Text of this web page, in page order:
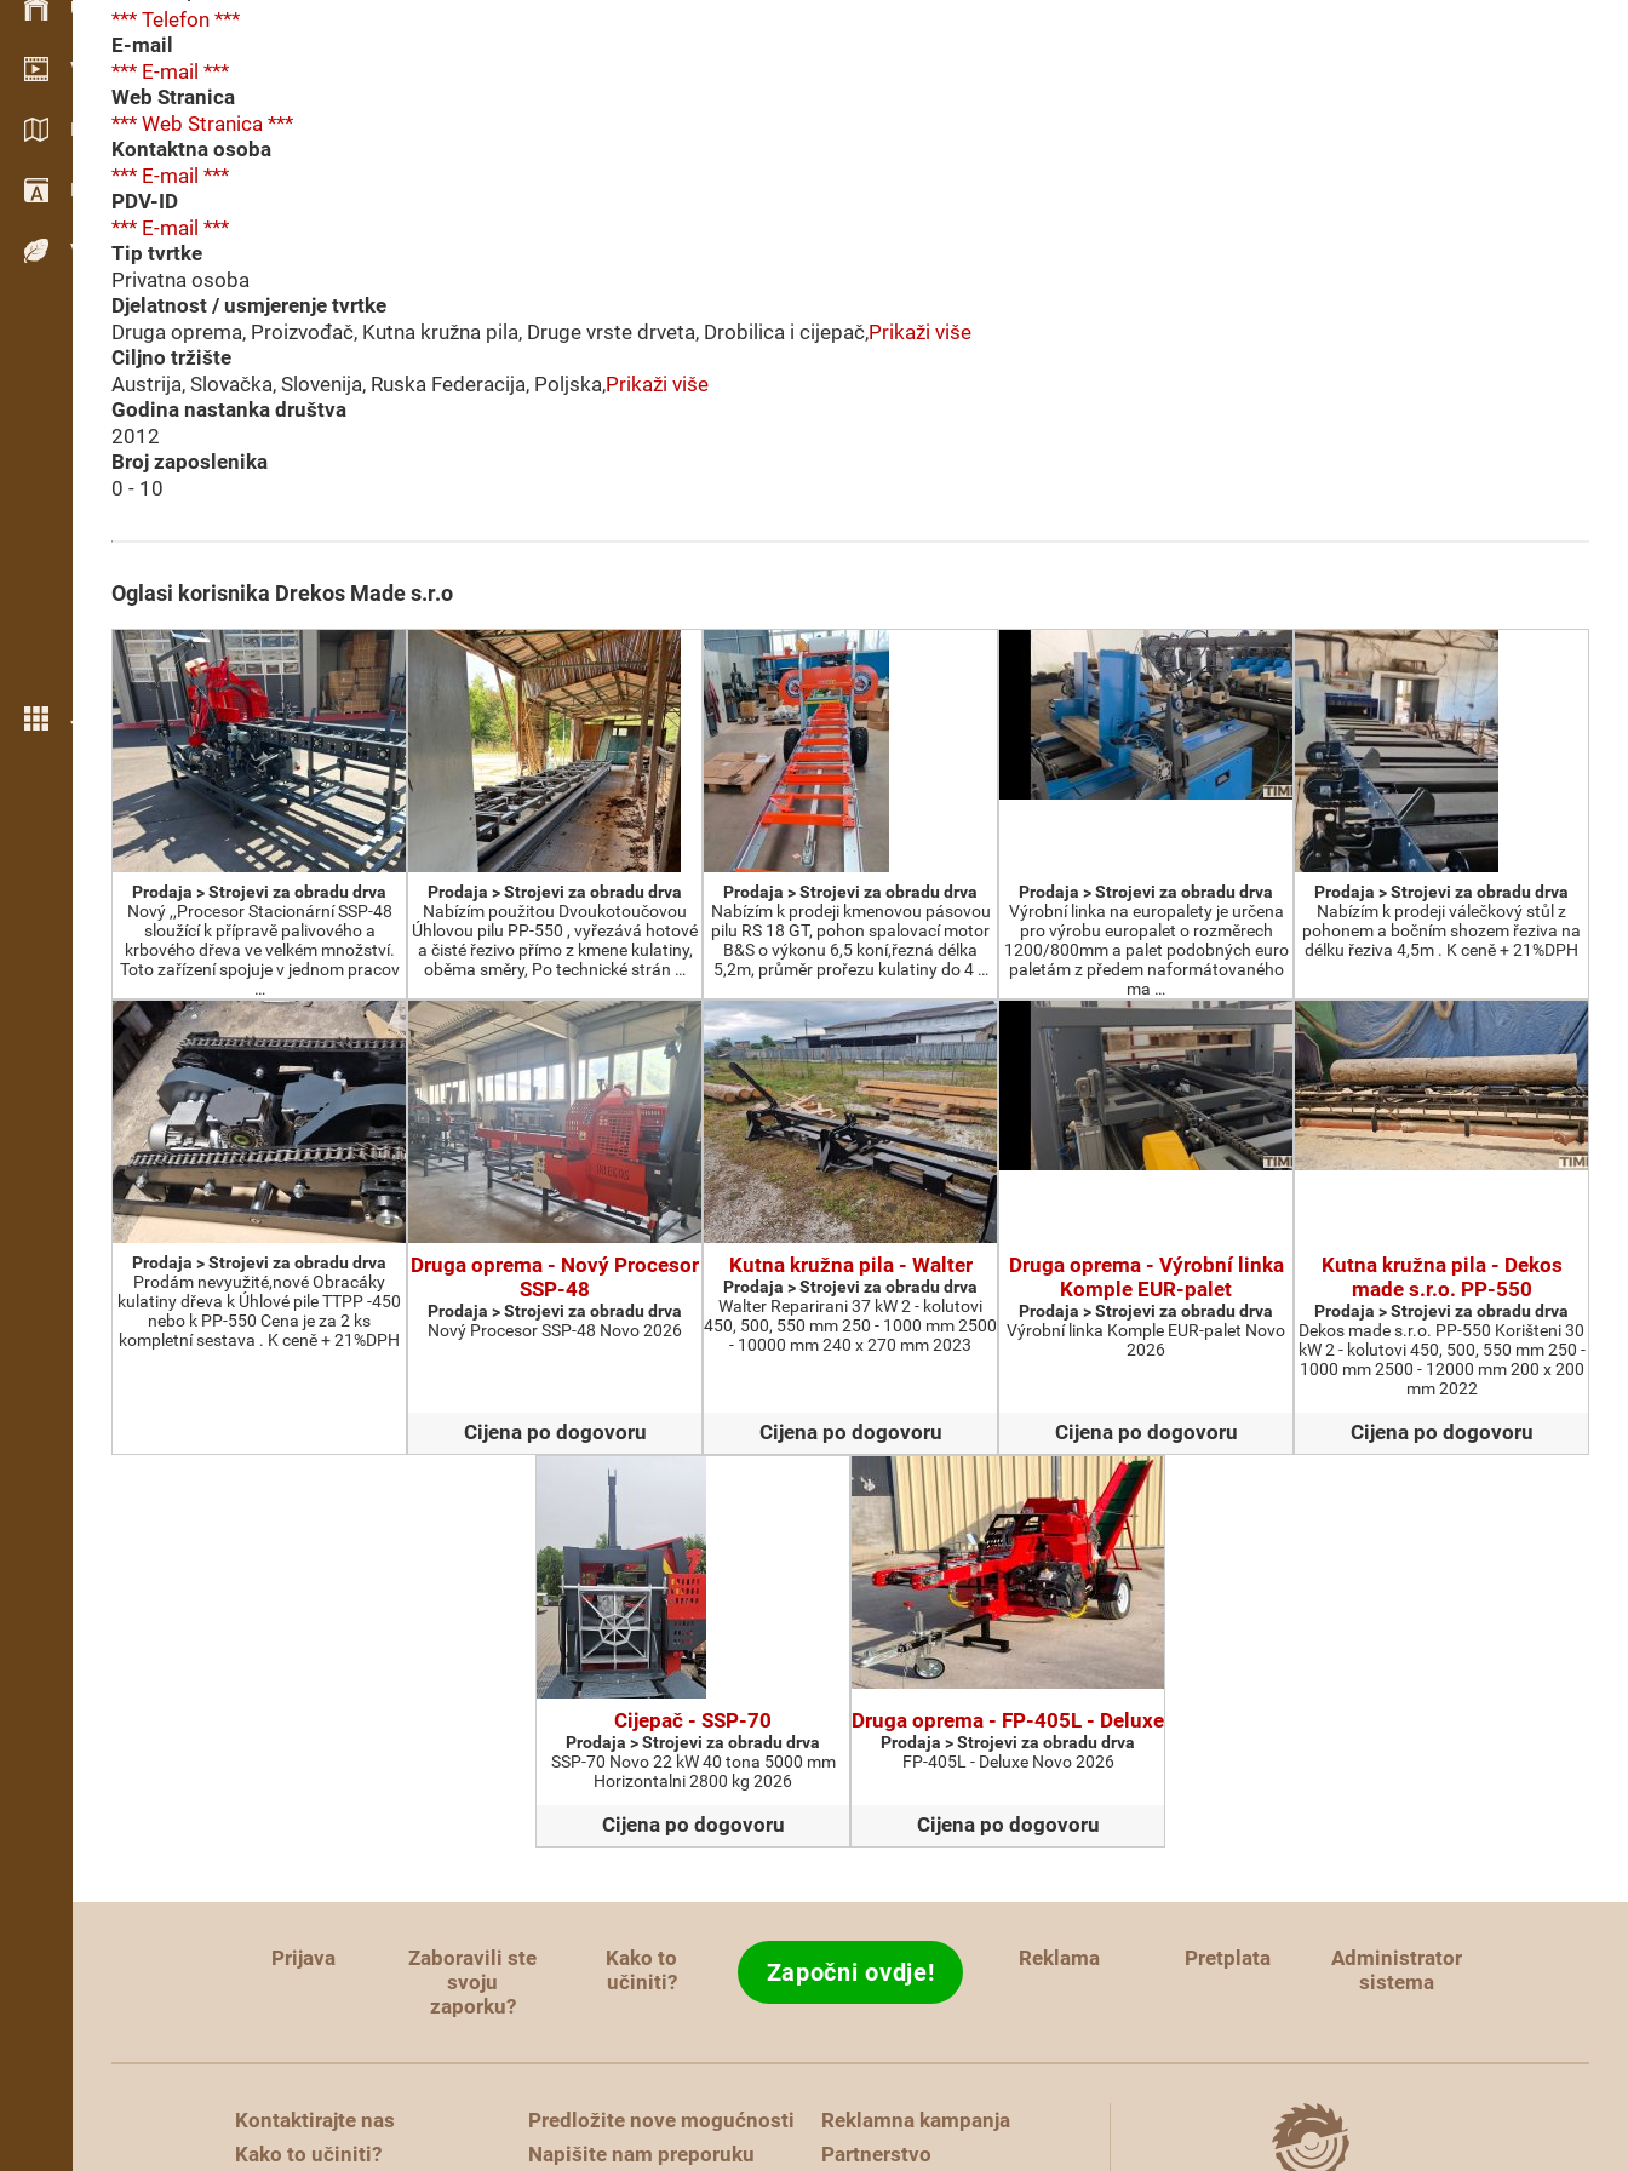
Upravljanje zalihama
Video showroom
Katalozi / Brošure
Rječnik
Vrste drva
Još opcija
*** Telefon ***
E-mail
*** E-mail ***
Web Stranica
*** Web Stranica ***
Kontaktna osoba
*** E-mail ***
PDV-ID
*** E-mail ***
Tip tvrtke
Privatna osoba
Djelatnost / usmjerenje tvrtke
Druga oprema, Proizvođač, Kutna kružna pila, Druge vrste drveta, Drobilica i cijepač,Prikaži više
Ciljno tržište
Austrija, Slovačka, Slovenija, Ruska Federacija, Poljska,Prikaži više
Godina nastanka društva
2012
Broj zaposlenika
0 - 10
Oglasi korisnika Drekos Made s.r.o
Prodaja > Strojevi za obradu drva
Nový ,,Procesor Stacionární SSP-48
sloužící k přípravě palivového a
krbového dřeva ve velkém množství.
Toto zařízení spojuje v jednom pracov
…
Prodaja > Strojevi za obradu drva
Nabízím použitou Dvoukotoučovou
Úhlovou pilu PP-550 , vyřezává hotové
a čisté řezivo přímo z kmene kulatiny,
oběma směry, Po technické strán …
Prodaja > Strojevi za obradu drva
Nabízím k prodeji kmenovou pásovou
pilu RS 18 GT, pohon spalovací motor
B&S o výkonu 6,5 koní,řezná délka
5,2m, průměr prořezu kulatiny do 4 …
Prodaja > Strojevi za obradu drva
Výrobní linka na europalety je určena
pro výrobu europalet o rozměrech
1200/800mm a palet podobných euro
paletám z předem naformátovaného
ma …
Prodaja > Strojevi za obradu drva
Nabízím k prodeji válečkový stůl z
pohonem a bočním shozem řeziva na
délku řeziva 4,5m . K ceně + 21%DPH
Prodaja > Strojevi za obradu drva
Prodám nevyužité,nové Obracáky
kulatiny dřeva k Úhlové pile TTPP -450
nebo k PP-550 Cena je za 2 ks
kompletní sestava . K ceně + 21%DPH
Druga oprema - Nový Procesor
SSP-48
Prodaja > Strojevi za obradu drva
Nový Procesor SSP-48 Novo 2026
Cijena po dogovoru
Kutna kružna pila - Walter
Prodaja > Strojevi za obradu drva
Walter Reparirani 37 kW 2 - kolutovi
450, 500, 550 mm 250 - 1000 mm 2500
- 10000 mm 240 x 270 mm 2023
Cijena po dogovoru
Druga oprema - Výrobní linka
Komple EUR-palet
Prodaja > Strojevi za obradu drva
Výrobní linka Komple EUR-palet Novo
2026
Cijena po dogovoru
Kutna kružna pila - Dekos
made s.r.o. PP-550
Prodaja > Strojevi za obradu drva
Dekos made s.r.o. PP-550 Korišteni 30
kW 2 - kolutovi 450, 500, 550 mm 250 -
1000 mm 2500 - 12000 mm 200 x 200
mm 2022
Cijena po dogovoru
Cijepač - SSP-70
Prodaja > Strojevi za obradu drva
SSP-70 Novo 22 kW 40 tona 5000 mm
Horizontalni 2800 kg 2026
Cijena po dogovoru
Druga oprema - FP-405L - Deluxe
Prodaja > Strojevi za obradu drva
FP-405L - Deluxe Novo 2026
Cijena po dogovoru
Prijava
Zaboravili ste
svoju
zaporku?
Kako to
učiniti?
Započni ovdje! Reklama Pretplata
Administrator
sistema
Kontaktirajte nas
Kako to učiniti?
Predložite nove mogućnosti
Napišite nam preporuku
Reklamna kampanja
Partnerstvo